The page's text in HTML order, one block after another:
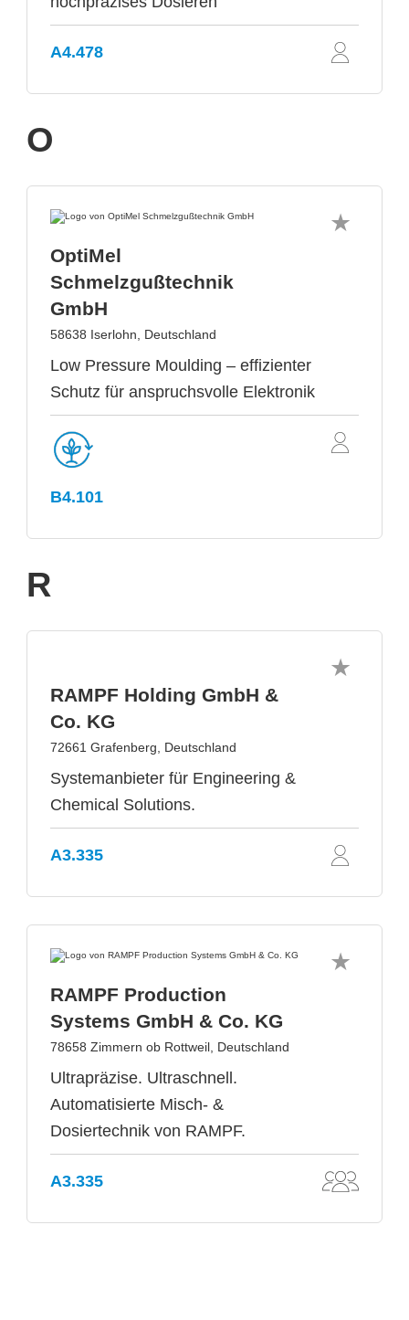
A4.478
O
OptiMel
Schmelzgußtechnik
GmbH
58638 Iserlohn, Deutschland
Low Pressure Moulding – effizienter
Schutz für anspruchsvolle Elektronik
B4.101
R
RAMPF Holding GmbH &
Co. KG
72661 Grafenberg, Deutschland
Systemanbieter für Engineering &
Chemical Solutions.
A3.335
RAMPF Production
Systems GmbH & Co. KG
78658 Zimmern ob Rottweil, Deutschland
Ultrapräzise. Ultraschnell.
Automatisierte Misch- &
Dosiertechnik von RAMPF.
A3.335